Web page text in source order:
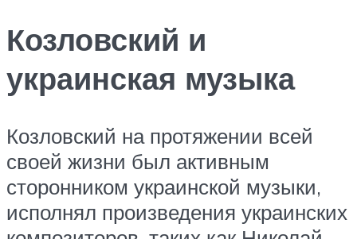
Козловский и
украинская музыка
Козловский на протяжении всей
своей жизни был активным
сторонником украинской музыки,
исполнял произведения украинских